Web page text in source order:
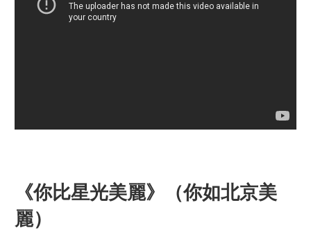
《你比星光美麗》（你如北京美
麗）